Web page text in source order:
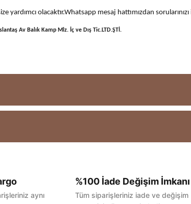
yardımcı olacaktır.Whatsapp mesaj hattımızdan
Av Balık Kamp Mlz. İç ve Dış Tic.LTD.ŞTİ.
Bu ürüne ilk yorumu siz yapın!
aynı
%100 İade Değişim İmkanı
Tüm siparişleriniz iade ve değişim